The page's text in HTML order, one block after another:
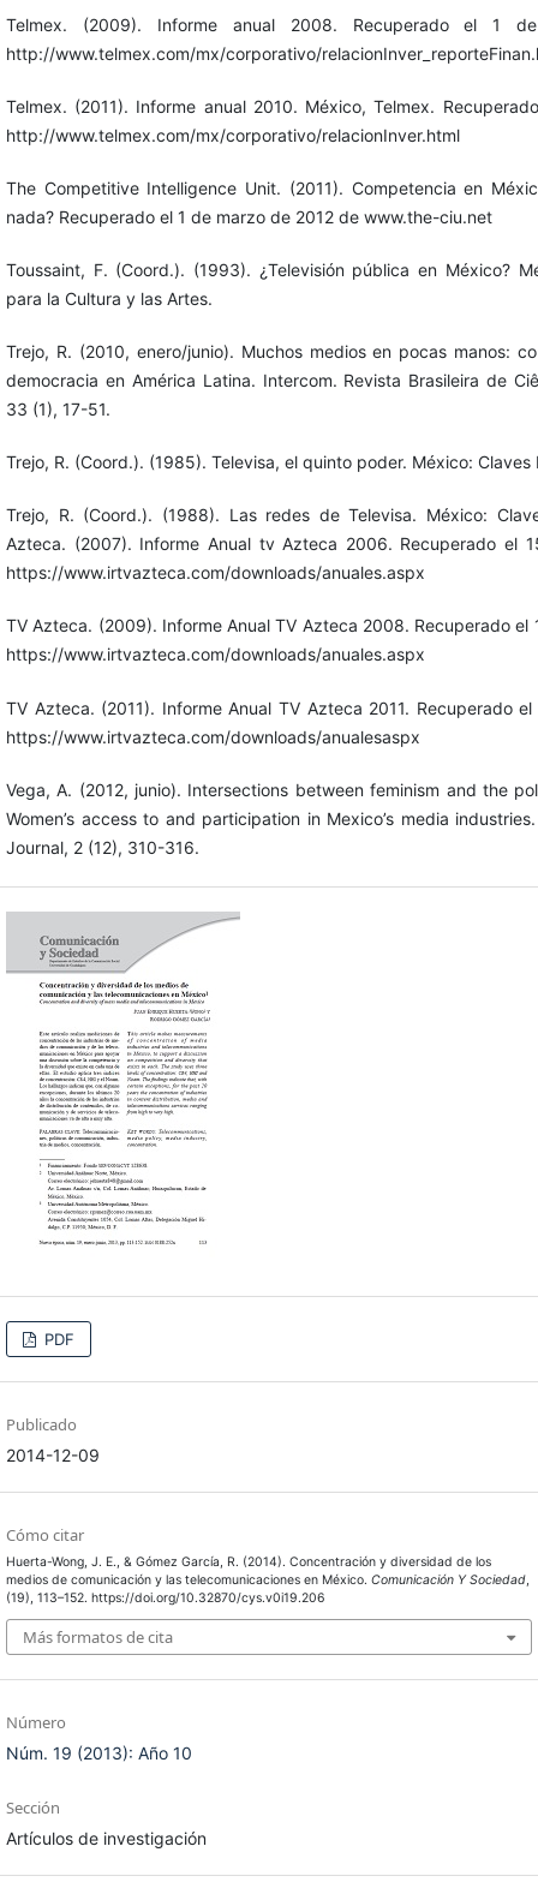
Telmex. (2009). Informe anual 2008. Recuperado el 1
http://www.telmex.com/mx/corporativo/
Telmex. (2011). Informe anual 2010. México, Telmex.
http://www.telmex.com/mx/corporativo/relacionInver.html
The Competitive Intelligence Unit. (2011). Competencia en
nada? Recuperado el 1 de marzo de 2012 de www.the-ciu.net
Toussaint, F. (Coord.). (1993). ¿Televisión pública en México?
para la Cultura y las Artes.
Trejo, R. (2010, enero/junio). Muchos medios en pocas manos:
democracia en América Latina. Intercom. Revista Brasileira de
33 (1), 17-51.
Trejo, R. (Coord.). (1985). Televisa, el quinto poder. México: Claves
Trejo, R. (Coord.). (1988). Las redes de Televisa. México:
Azteca. (2007). Informe Anual tv Azteca 2006. Recuperado el
https://www.irtvazteca.com/downloads/anuales.aspx
TV Azteca. (2009). Informe Anual TV Azteca 2008. Recuperado el
https://www.irtvazteca.com/downloads/anuales.aspx
TV Azteca. (2011). Informe Anual TV Azteca 2011. Recuperado
https://www.irtvazteca.com/downloads/anualesaspx
Vega, A. (2012, junio). Intersections between feminism and the
Women’s access to and participation in Mexico’s media
Journal, 2 (12), 310-316.
PDF
Publicado
2014-12-09
Cómo citar
Huerta-Wong, J. E., & Gómez García, R. (2014). Concentración y diversidad de los
medios de comunicación y las telecomunicaciones en México. Comunicación Y Sociedad,
(19), 113–152. https://doi.org/10.32870/cys.v0i19.206
Más formatos de cita
Número
Núm. 19 (2013): Año 10
Sección
Artículos de investigación